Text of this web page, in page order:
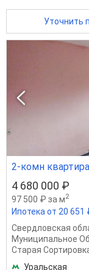
Уточнить
2-комн
4 680 000 ₽
97 500 ₽ за м2
Ипотека от 20
Свердловская
Муниципальное
Старая
Уральская